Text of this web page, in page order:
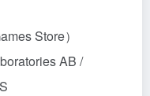
Store）
AB /